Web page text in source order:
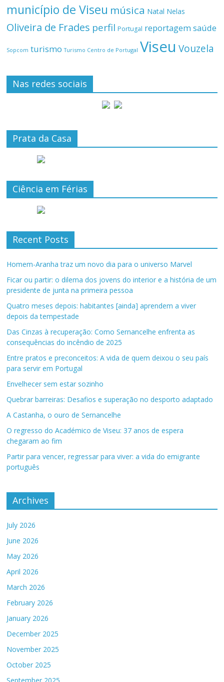
município de Viseu música Natal Nelas
Oliveira de Frades perfil Portugal reportagemsaúde
Sopcom turismo Turismo Centro de Portugal Viseu Vouzela
Nas redes sociais
Prata da Casa
Ciência em Férias
Recent Posts
Homem-Aranha traz um novo dia para o universo Marvel
Ficar ou partir: o dilema dos jovens do interior e a história de um
presidente de junta na primeira pessoa
Quatro meses depois: habitantes [ainda] aprendem a viver
depois da tempestade
Das Cinzas à recuperação: Como Sernancelhe enfrenta as
consequências do incêndio de 2025
Entre pratos e preconceitos: A vida de quem deixou o seu país
para servir em Portugal
Envelhecer sem estar sozinho
Quebrar barreiras: Desafios e superação no desporto adaptado
A Castanha, o ouro de Sernancelhe
O regresso do Académico de Viseu: 37 anos de espera
chegaram ao fim
Partir para vencer, regressar para viver: a vida do emigrante
português
Archives
July 2026
June 2026
May 2026
April 2026
March 2026
February 2026
January 2026
December 2025
November 2025
October 2025